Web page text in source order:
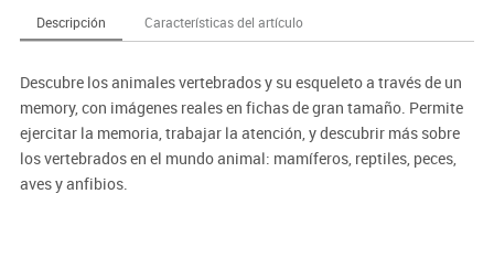
Descripción Características del artículo
Descubre los animales vertebrados y su esqueleto a través de un
memory, con imágenes reales en fichas de gran tamaño. Permite
ejercitar la memoria, trabajar la atención, y descubrir más sobre
los vertebrados en el mundo animal: mamíferos, reptiles, peces,
aves y anfibios.